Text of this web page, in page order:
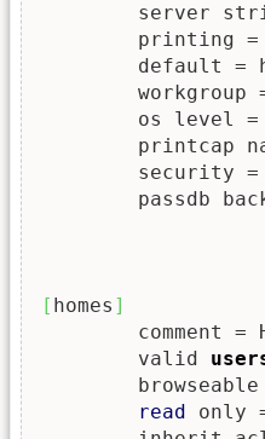
server
printing =
default =
workgroup
        os level =
printcap
security =
passdb
[ homes ]
comment =
        valid
browseable
read only